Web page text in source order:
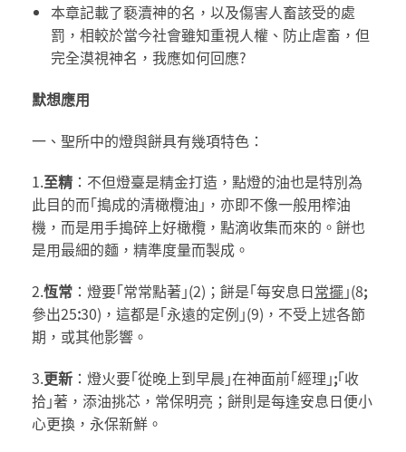
本章記載了褻瀆神的名，以及傷害人畜該受的處
罰，相較於當今社會雖知重視人權、防止虐畜，但
完全漠視神名，我應如何回應?
默想應用
一、聖所中的燈與餅具有幾項特色：
1.至精 ：不但燈臺是精金打造，點燈的油也是特別為
此目的而｢搗成的清橄欖油｣，亦即不像一般用榨油
機，而是用手搗碎上好橄欖，點滴收集而來的。餅也
是用最細的麵，精準度量而製成。
2.恆常 ：燈要｢常常點著｣(2)；餅是｢每安息日常擺｣(8;
參出25:30)，這都是｢永遠的定例｣(9)，不受上述各節
期，或其他影響。
3.更新 ：燈火要｢從晚上到早晨｣在神面前｢經理｣;｢收
拾｣著，添油挑芯，常保明亮；餅則是每逢安息日便小
心更換，永保新鮮。